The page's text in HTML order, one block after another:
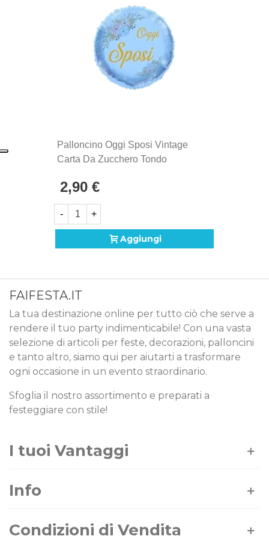
Palloncino Oggi Sposi Vintage
Carta Da Zucchero Tondo
Mylar, 1pz.
2,90 €
- +
Aggiungi
FAIFESTA.IT
La tua destinazione online per tutto ciò che serve a
rendere il tuo party indimenticabile! Con una vasta
selezione di articoli per feste, decorazioni, palloncini
e tanto altro, siamo qui per aiutarti a trasformare
ogni occasione in un evento straordinario.
Sfoglia il nostro assortimento e preparati a
festeggiare con stile!
I tuoi Vantaggi
Info
Condizioni di Vendita